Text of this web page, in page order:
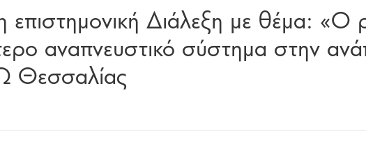
επιστημονική Διάλεξη με θέμα:
αναπνευστικό σύστημα στην
Θεσσαλίας